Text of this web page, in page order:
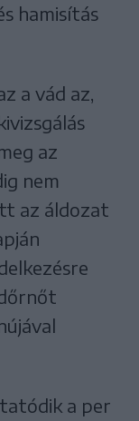
hamisítás
a vád az,
az
nem
az áldozat
a per